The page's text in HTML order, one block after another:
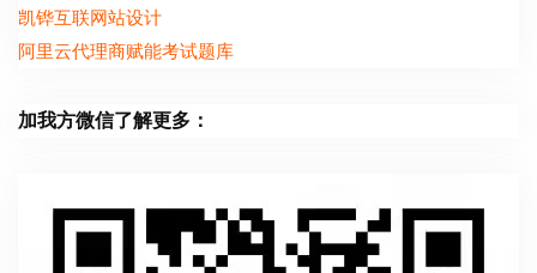
凯铧互联网站设计
阿里云代理商赋能考试题库
加我方微信了解更多：